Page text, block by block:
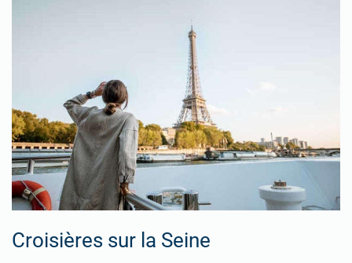
Croisières sur la Seine